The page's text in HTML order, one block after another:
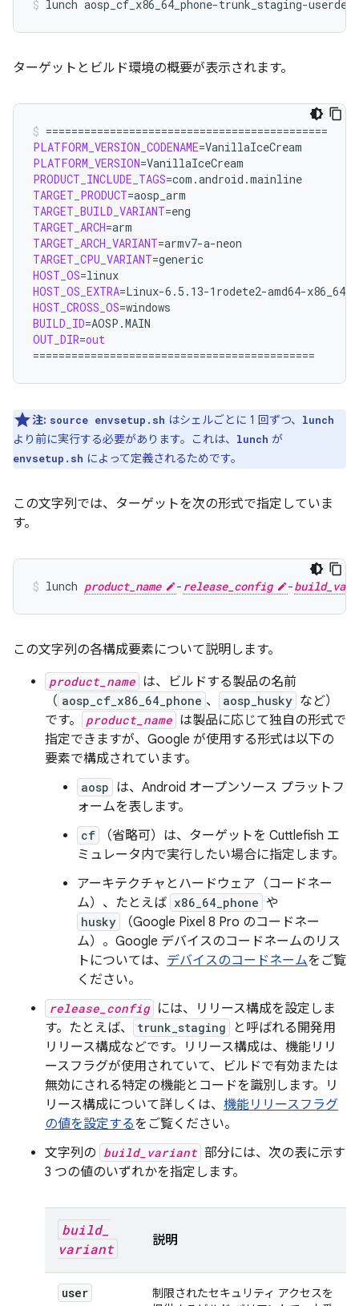
lunch aosp_cf_x86_64_phone-trunk_staging-
ターゲットとビルド環境の概要が表示されます。
============================================
PLATFORM_VERSION_CODENAME=
PLATFORM_VERSION=
PRODUCT_INCLUDE_TAGS=
TARGET_PRODUCT=
TARGET_BUILD_VARIANT=
TARGET_ARCH=
TARGET_ARCH_VARIANT=
TARGET_CPU_VARIANT=
HOST_OS=
HOST_OS_EXTRA=
HOST_CROSS_OS=
BUILD_ID=
OUT_DIR=out
============================================
注: source envsetup.sh はシェルごとに 1 回ずつ、 lunch
より前に実行する必要があります。これは、 lunch が
envsetup.sh によって定義されるためです。
この文字列では、ターゲットを次の形式で指定していま
す。
lunch product_name - release_config -
この文字列の各構成要素について説明します。
product_name は、ビルドする製品の名前
（ aosp_cf_x86_64_phone 、 aosp_husky など）
です。
product_name は製品に応じて独自の形式で
指定できますが、Google が使用する形式は以下の
要素で構成されています。
aosp は、Android オープンソース プラットフ
ォームを表します。
cf
（省略可）は、ターゲットを Cuttlefish エ
ミュレータ内で実行したい場合に指定します。
アーキテクチャとハードウェア（コードネー
ム）、たとえば x86_64_phone や
husky
（Google Pixel 8 Pro のコードネー
ム）。Google デバイスのコードネームのリス
トについては、 デバイスのコードネームをご覧
ください。
release_config には、リリース構成を設定しま
す。たとえば、
trunk_staging
と呼ばれる開発用
リリース構成などです。
リリース構成は、機能リリ
ースフラグが使用されていて、ビルドで有効または
無効にされる特定の機能とコードを識別します。リ
リース構成について詳しくは、 機能リリースフラグ
の値を設定するをご覧ください。
文字列の build_variant 部分には、次の表に示す
3 つの値のいずれかを指定します。
build_
variant
説明
user
制限されたセキュリティ アクセスを